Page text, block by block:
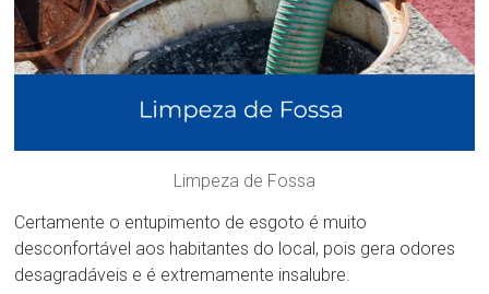
Limpeza de Fossa
Certamente o entupimento de esgoto é muito
desconfortável aos habitantes do local, pois gera odores
desagradáveis e é extremamente insalubre.